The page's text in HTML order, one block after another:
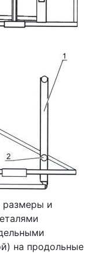
и
на продольные